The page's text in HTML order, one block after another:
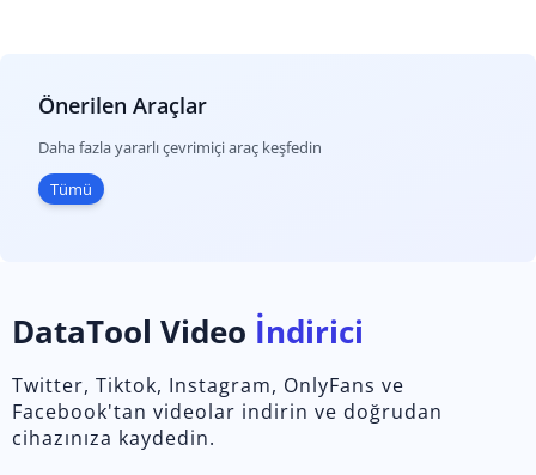
Önerilen Araçlar
Daha fazla yararlı çevrimiçi araç keşfedin
Tümü
DataTool Video İndirici
Twitter, Tiktok, Instagram, OnlyFans ve
Facebook'tan videolar indirin ve doğrudan
cihazınıza kaydedin.